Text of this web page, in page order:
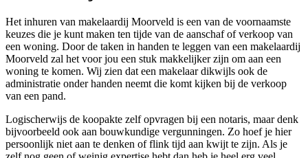
Het inhuren van makelaardij Moorveld is een van de voornaamste
keuzes die je kunt maken ten tijde van de aanschaf of verkoop van
een woning. Door de taken in handen te leggen van een makelaardij
Moorveld zal het voor jou een stuk makkelijker zijn om aan een
woning te komen. Wij zien dat een makelaar dikwijls ook de
administratie onder handen neemt die komt kijken bij de verkoop
van een pand.
Logischerwijs de koopakte zelf opvragen bij een notaris, maar denk
bijvoorbeeld ook aan bouwkundige vergunningen. Zo hoef je hier
persoonlijk niet aan te denken of flink tijd aan kwijt te zijn. Als je